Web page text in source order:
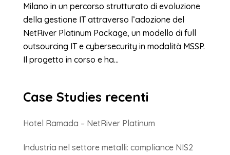
Milano in un percorso strutturato di evoluzione
della gestione IT attraverso l’adozione del
NetRiver Platinum Package, un modello di full
outsourcing IT e cybersecurity in modalità MSSP.
Il progetto in corso e ha...
Case Studies recenti
Hotel Ramada – NetRiver Platinum
Industria nel settore metalli: compliance NIS2